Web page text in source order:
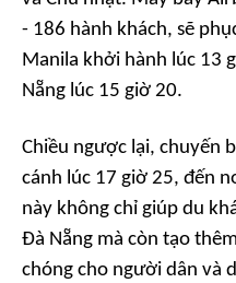
- 186 hành khách, sẽ
Manila khởi hành lúc 13
Nẵng lúc 15 giờ 20.
Chiều ngược lại, chuyến
cánh lúc 17 giờ 25, đến
này không chỉ giúp du
Đà Nẵng mà còn tạo
chóng cho người dân và